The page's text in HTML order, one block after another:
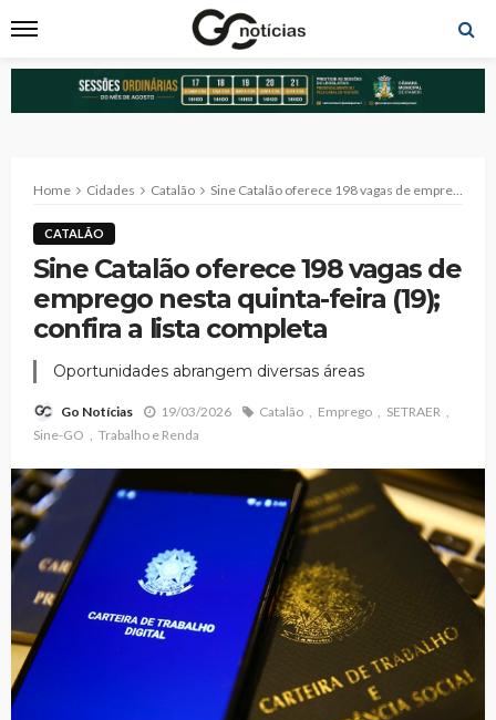
Home Cidades Catalão Sine Catalão oferece 198 vagas de emprego nesta quinta-feira (19); confira a lista completa
CATALÃO
Sine Catalão oferece 198 vagas de
emprego nesta quinta-feira (19);
confira a lista completa
Oportunidades abrangem diversas áreas
Go Notícias 19/03/2026 Catalão Emprego
SETRAER
Sine-GO
Trabalho e Renda